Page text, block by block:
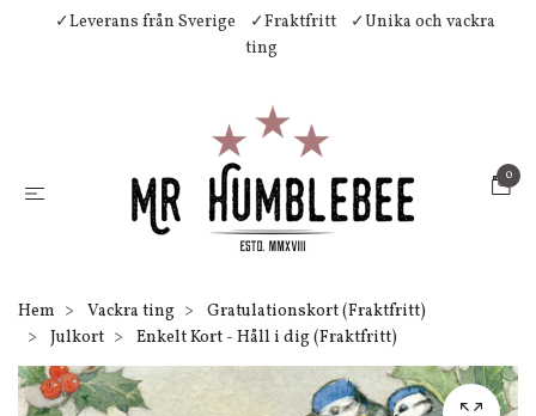
✓Leverans från Sverige ✓Fraktfritt
✓Unika och vackra
ting
0
Hem Vackra ting
Gratulationskort (Fraktfritt)
Julkort
Enkelt Kort - Håll i dig (Fraktfritt)